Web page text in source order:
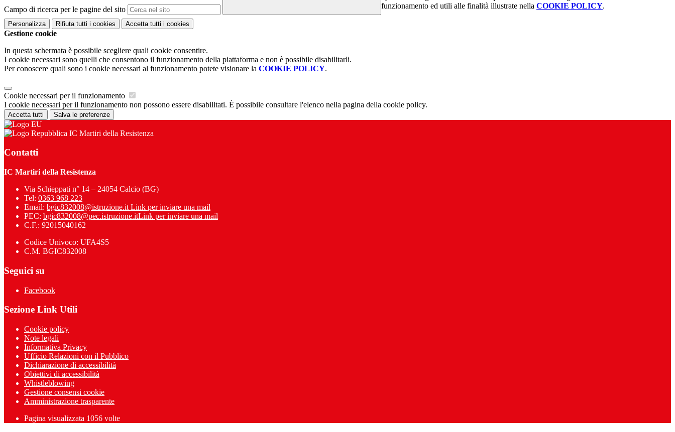
Campo di ricerca per le pagine del sito
funzionamento ed utili alle finalità illustrate nella COOKIE POLICY.
Personalizza Rifiuta tutti i cookies Accetta tutti i cookies
Gestione cookie
In questa schermata è possibile scegliere quali cookie consentire.
I cookie necessari sono quelli che consentono il funzionamento della piattaforma e non è possibile disabilitarli.
Per conoscere quali sono i cookie necessari al funzionamento potete visionare la COOKIE POLICY.
Cookie necessari per il funzionamento
I cookie necessari per il funzionamento non possono essere disabilitati. È possibile consultare l'elenco nella pagina della cookie policy.
Accetta tutti Salva le preferenze
IC Martiri della Resistenza
Contatti
IC Martiri della Resistenza
Via Schieppati n° 14 – 24054 Calcio (BG)
Tel: 0363 968 223
Email: bgic832008@istruzione.it Link per inviare una mail
PEC: bgic832008@pec.istruzione.itLink per inviare una mail
C.F.: 92015040162
Codice Univoco: UFA4S5
C.M. BGIC832008
Seguici su
Facebook
Sezione Link Utili
Cookie policy
Note legali
Informativa Privacy
Ufficio Relazioni con il Pubblico
Dichiarazione di accessibilità
Obiettivi di accessibilità
Whistleblowing
Gestione consensi cookie
Amministrazione trasparente
Pagina visualizzata 1056 volte